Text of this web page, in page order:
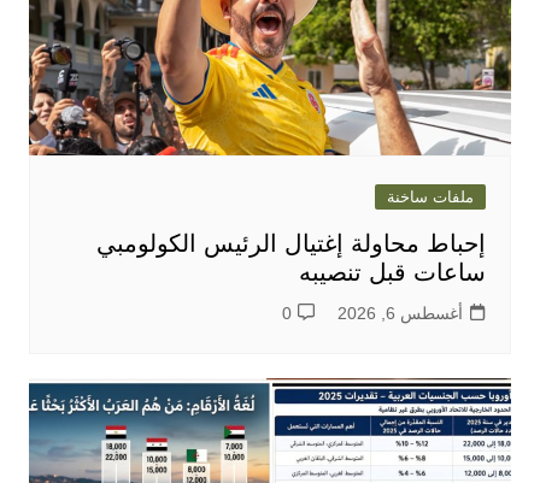
ملفات ساخنة
إحباط محاولة إغتيال الرئيس الكولومبي
ساعات قبل تنصيبه
أغسطس 6, 2026 0